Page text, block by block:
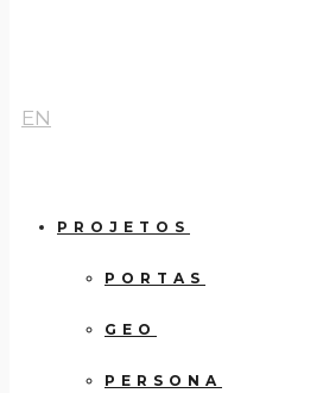
EN
PROJETOS
PORTAS
GEO
PERSONA